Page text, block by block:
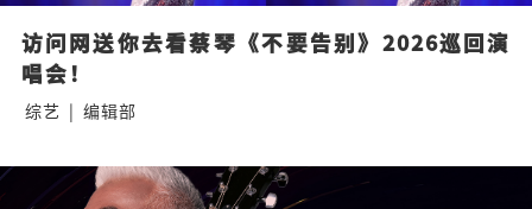
访问网送你去看蔡琴《不要告别》2026巡回演
唱会！
综艺 | 编辑部